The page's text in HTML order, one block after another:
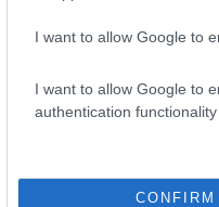
I want to allow Google to
I want to allow Google to
authentication
CONFIRM